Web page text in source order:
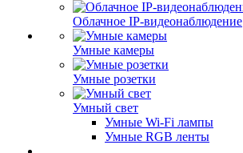
Облачное IP-видеонаблюдение
Умные камеры
Умные розетки
Умный свет
Умные Wi-Fi лампы
Умные RGB ленты